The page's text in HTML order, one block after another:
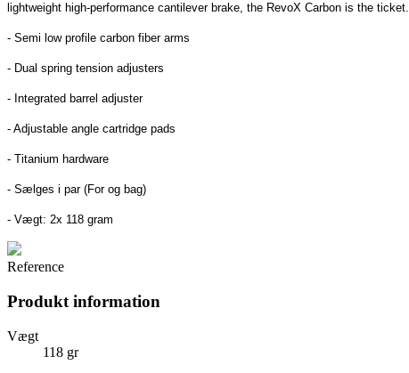
lightweight high-performance cantilever brake, the RevoX Carbon is the ticket.
- Semi low profile carbon fiber arms
- Dual spring tension adjusters
- Integrated barrel adjuster
- Adjustable angle cartridge pads
- Titanium hardware
- Sælges i par (For og bag)
- Vægt: 2x 118 gram
Reference
Produkt information
Vægt
118 gr